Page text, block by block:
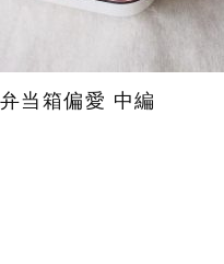
弁当箱偏愛 中編